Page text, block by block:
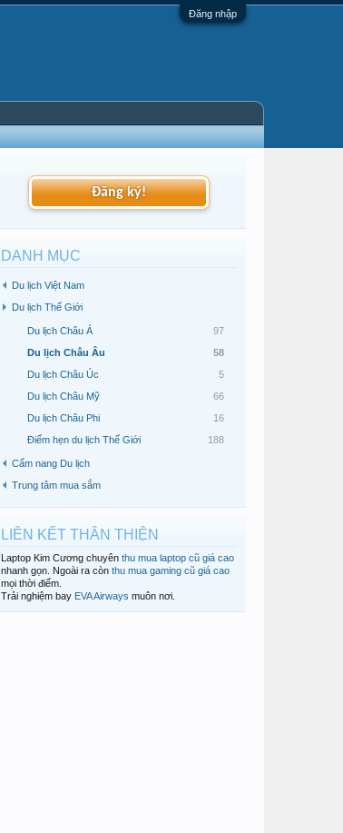
Đăng nhập
Đăng ký!
DANH MỤC
Du lịch Việt Nam
Du lịch Thế Giới
Du lịch Châu Á
97
Du lịch Châu Âu
58
Du lịch Châu Úc
5
Du lịch Châu Mỹ
66
Du lịch Châu Phi
16
Điểm hẹn du lịch Thế Giới
188
Cẩm nang Du lịch
Trung tâm mua sắm
LIÊN KẾT THÂN THIỆN
Laptop Kim Cương chuyên thu mua laptop cũ giá cao
nhanh gọn. Ngoài ra còn thu mua gaming cũ giá cao
mọi thời điểm.
Trải nghiệm bay EVA Airways muôn nơi.